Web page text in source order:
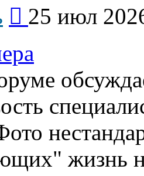
последнему
25 июл
жизнь